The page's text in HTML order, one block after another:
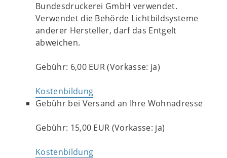
Bundesdruckerei GmbH verwendet.
Verwendet die Behörde Lichtbildsysteme
anderer Hersteller, darf das Entgelt
abweichen.
Gebühr: 6,00 EUR (Vorkasse: ja)
Kostenbildung
Gebühr bei Versand an Ihre Wohnadresse
Gebühr: 15,00 EUR (Vorkasse: ja)
Kostenbildung